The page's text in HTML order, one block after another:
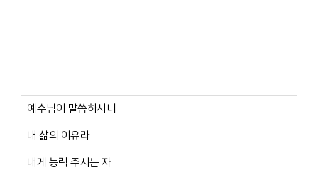
예수님이 말씀하시니
내 삶의 이유라
내게 능력 주시는 자